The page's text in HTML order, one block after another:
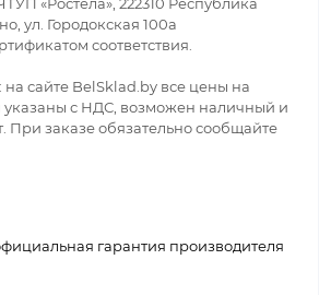
ул. Городокская 100а
соответствия.
сайте BelSklad.by все цены на
указаны с НДС, возможен наличный и
При заказе обязательно сообщайте
гарантия производителя